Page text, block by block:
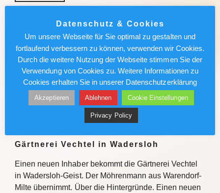
München News : Absolut sehenswert!
„Carmen“ im Deutschen Theater
Enrique Gasa Valga verbindet Bizet und Mérimée
überraschend und sinnlich zu temporeichem
Tanztheater Weiterlesen
Weiterlesen
Gärtnerei Vechtel in Wadersloh
Einen neuen Inhaber bekommt die Gärtnerei Vechtel
in Wadersloh-Geist. Der Möhrenmann aus Warendorf-
Milte übernimmt. Über die Hintergründe. Einen neuen
Datenschutz & Cookies
Um unsere Webseite für Sie optimal zu gestalten und
fortlaufend verbessern zu können, verwenden wir Cookies.
Durch die weitere Nutzung der Webseite stimmen Sie der
Verwendung von Cookies zu. Weitere Informationen zu
Cookies erhalten Sie in unserer Datenschutzerklärung
Akzeptieren Ablehnen Cookie Einstellungen
Privacy Policy